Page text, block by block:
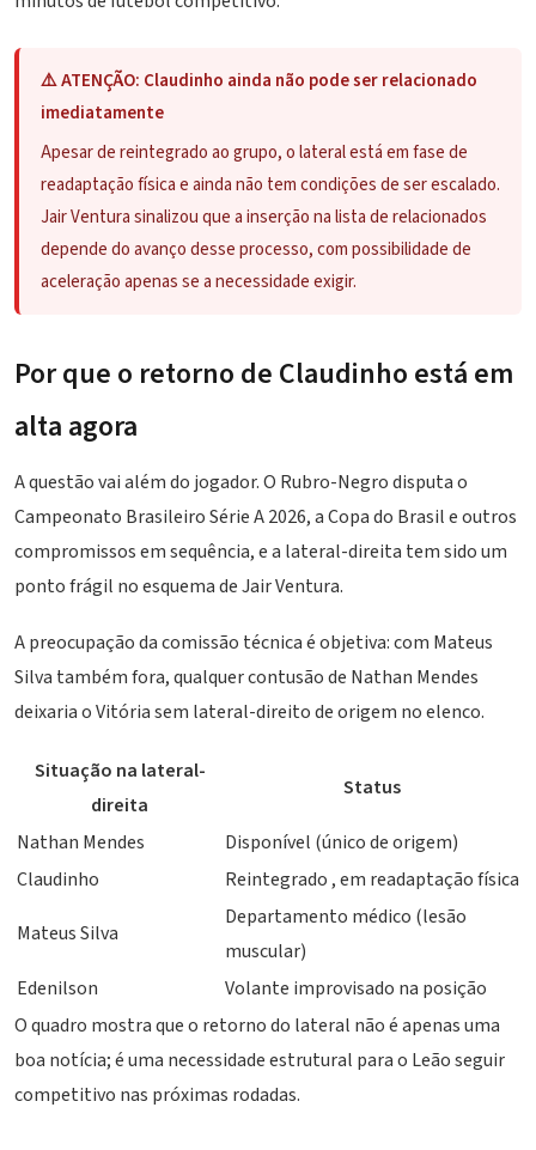
⚠️ ATENÇÃO: Claudinho ainda não pode ser relacionado
imediatamente
Apesar de reintegrado ao grupo, o lateral está em fase de
readaptação física e ainda não tem condições de ser escalado.
Jair Ventura sinalizou que a inserção na lista de relacionados
depende do avanço desse processo, com possibilidade de
aceleração apenas se a necessidade exigir.
Por que o retorno de Claudinho está em
alta agora
A questão vai além do jogador. O Rubro-Negro disputa o
Campeonato Brasileiro Série A 2026, aCopa do Brasile outros
compromissos em sequência, e a lateral-direita tem sido um
ponto frágil no esquema de Jair Ventura.
A preocupação da comissão técnica é objetiva: com Mateus
Silva também fora, qualquer contusão de Nathan Mendes
deixaria o Vitória sem lateral-direito de origem no elenco.
Situação na lateral-
direita
Status
Nathan Mendes
Disponível (único de origem)
Claudinho
Reintegrado , em readaptação física
Mateus Silva
Departamento médico (lesão
muscular)
Edenilson
Volante improvisado na posição
O quadro mostra que o retorno do lateral não é apenas uma
boa notícia; é uma necessidade estrutural para o Leão seguir
competitivo nas próximas rodadas.